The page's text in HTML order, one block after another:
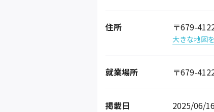
住所 〒679-
大きな地図
就業場所 〒679-
掲載日 2025/06/16